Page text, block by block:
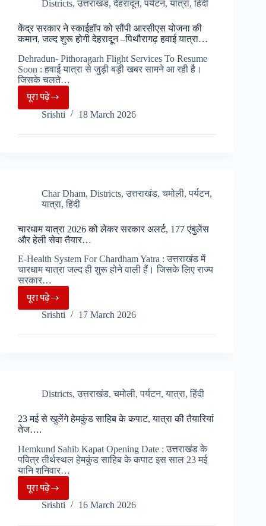
सिस्टम
जारी…
Districts,उत्तराखंड,देहरादून,पर्यटन,यात्रा,हिंदी
केंद्र सरकार ने स्काईहॉप को सौंपी आरसीएस योजना की
कमान, जल्द शुरू होगी देहरादून –पिथौरागढ़ हवाई यात्रा…
Dehradun- Pithoragarh Flight Services To Resume
Soon : हवाई यात्रा से जुड़ी बड़ी खबर सामने आ रही है।
जिसके चलते…
पूरा पढ़े
केंद्र
सरकार
ने
आरसीएस
योजना
की
कमान,
जल्द
शुरू
होगी
देहरादून
–
Srishti 18 March 2026
Char Dham, Districts,उत्तराखंड,चमोली,पर्यटन,
यात्रा,हिंदी
चारधाम यात्रा 2026 को लेकर सरकार अलर्ट, 177 एंबुलेंस
और हेली सेवा तैयार…
E-Health System For Chardham Yatra : उत्तराखंड में
चारधाम यात्रा जल्द ही शुरू होने वाली हैं। जिसके लिए राज्य
सरकार…
पूरा पढ़ेचारधाम
यात्रा
2026
अलर्ट,
एंबुलेंस
हेली
सेवा
तैयार…
Srishti 17 March 2026
Districts,उत्तराखंड,चमोली,पर्यटन,यात्रा,हिंदी
23 मई से खुलेंगे हेमकुंड साहिब के कपाट, यात्रा की तैयारियां
तेज….
Hemkund Sahib Kapat Opening Date : उत्तराखंड के
पवित्र तीर्थस्थल हेमकुंड साहिब के कपाट इस साल 23 मई
यानि शनिवार…
पूरा पढ़े
23
मई
Srishti 16 March 2026